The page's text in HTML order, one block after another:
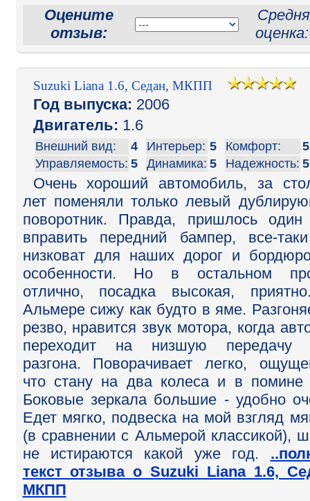
Оцените
отзыв:
Suzuki Liana 1.6, Седан, МКПП
Год выпуска: 2006
Двигатель: 1.6
Внешний вид: 4 Интерьер: 5 Комфорт:
5
Управляемость: 5 Динамика: 5 Надежность: 5
Очень хороший автомобиль, за
лет поменяли только левый
поворотник. Правда, пришлось один
вправить передний бампер, все-
низковат для наших дорог и
особенности. Но в остальном
отлично, посадка высокая,
Альмере сижу как будто в яме.
резво, нравится звук мотора, когда
переходит на низшую передачу
разгона. Поворачивает легко,
что стану на два колеса и в помине
Боковые зеркала большие - удобно
Едет мягко, подвеска на мой взгляд
(в сравнении с Альмерой классикой),
не истираются какой уже год.
текст отзыва о Suzuki Liana 1.6,
МКПП